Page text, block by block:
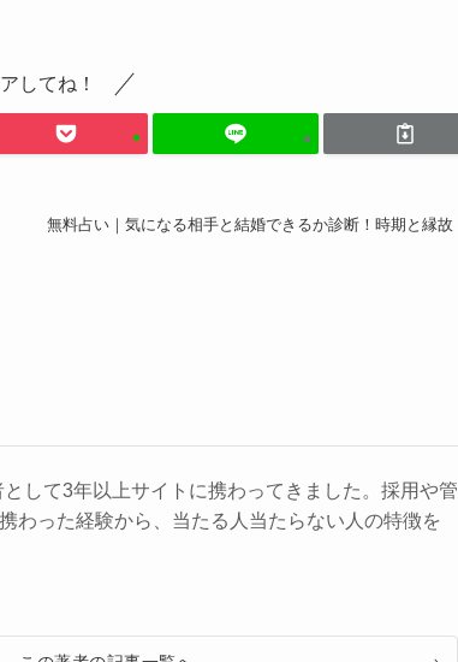
してね！
無料占い｜気になる相手と結婚できるか診断！時期と縁故
して3年以上サイトに携わってきました。採用や管
わった経験から、当たる人当たらない人の特徴を